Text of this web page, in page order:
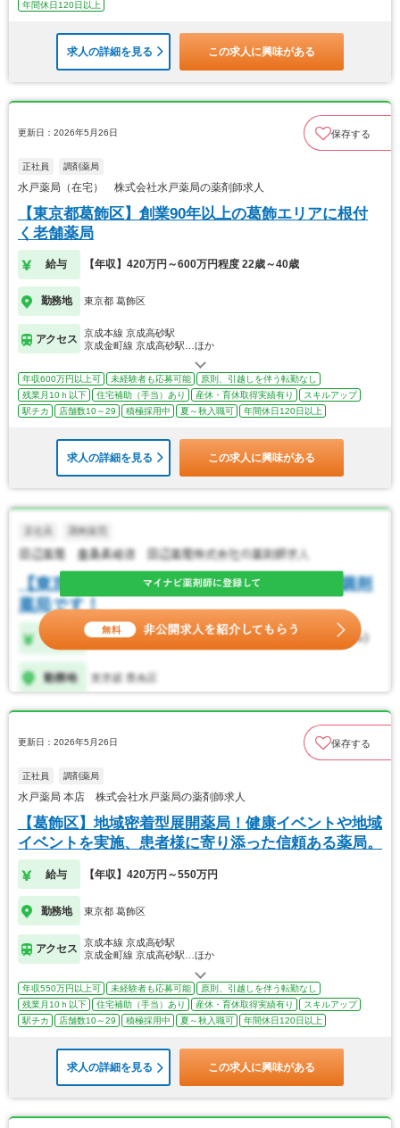
年間休日120日以上
求人の詳細を見る この求人に興味がある
更新日：2026年5月26日 保存する
正社員 調剤薬局
水戸薬局（在宅） 株式会社水戸薬局の薬剤師求人
【東京都葛飾区】創業90年以上の葛飾エリアに根付
く老舗薬局
給与 【年収】420万円～600万円程度 22歳～40歳
勤務地 東京都 葛飾区
アクセス
京成本線 京成高砂駅
京成金町線 京成高砂駅…ほか
年収600万円以上可 未経験者も応募可能
原則、引越しを伴う転勤なし
残業月10ｈ以下
住宅補助（手当）あり 産休・育休取得実績有り
スキルアップ
駅チカ
店舗数10～29 積極採用中 夏～秋入職可 年間休日120日以上
求人の詳細を見る この求人に興味がある
更新日：2026年5月26日 保存する
正社員 調剤薬局
水戸薬局 本店 株式会社水戸薬局の薬剤師求人
【葛飾区】地域密着型展開薬局！健康イベントや地域
イベントを実施、患者様に寄り添った信頼ある薬局。
給与 【年収】420万円～550万円
勤務地 東京都 葛飾区
アクセス
京成本線 京成高砂駅
京成金町線 京成高砂駅…ほか
年収550万円以上可 未経験者も応募可能
原則、引越しを伴う転勤なし
残業月10ｈ以下
住宅補助（手当）あり 産休・育休取得実績有り
スキルアップ
駅チカ
店舗数10～29 積極採用中 夏～秋入職可 年間休日120日以上
求人の詳細を見る この求人に興味がある